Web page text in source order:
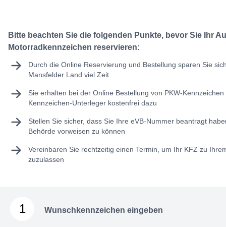
Bitte beachten Sie die folgenden Punkte, bevor Sie Ihr
Motorradkennzeichen reservieren:
Durch die Online Reservierung und Bestellung sparen Sie
Mansfelder Land viel Zeit
Sie erhalten bei der Online Bestellung von PKW-
Kennzeichen-Unterleger kostenfrei dazu
Stellen Sie sicher, dass Sie Ihre eVB-Nummer beantragt
Behörde vorweisen zu können
Vereinbaren Sie rechtzeitig einen Termin, um Ihr KFZ zu
zuzulassen
1 Wunschkennzeichen eingeben